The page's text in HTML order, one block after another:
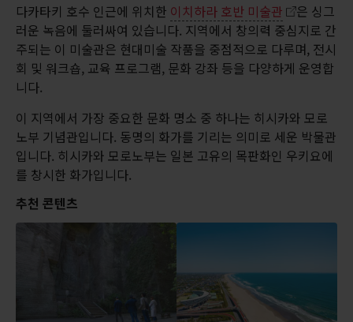
다카타키 호수 인근에 위치한 이치하라 호반 미술관
은 싱그
러운 녹음에 둘러싸여 있습니다. 지역에서 창의력 중심지로 간
주되는 이 미술관은 현대미술 작품을 중점적으로 다루며, 전시
회 및 워크숍, 교육 프로그램, 문화 강좌 등을 다양하게 운영합
니다.
이 지역에서 가장 중요한 문화 명소 중 하나는 히시카와 모로
노부 기념관입니다. 동명의 화가를 기리는 의미로 세운 박물관
입니다. 히시카와 모로노부는 일본 고유의 목판화인 우키요에
를 창시한 화가입니다.
추천 콘텐츠